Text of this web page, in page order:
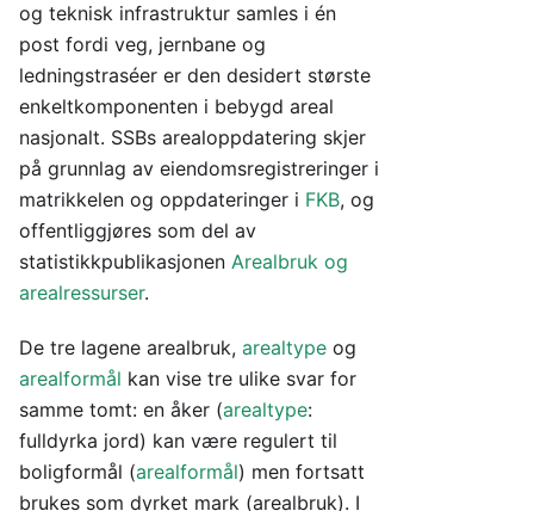
og teknisk infrastruktur samles i én
post fordi veg, jernbane og
ledningstraséer er den desidert største
enkeltkomponenten i bebygd areal
nasjonalt. SSBs arealoppdatering skjer
på grunnlag av eiendomsregistreringer i
matrikkelen og oppdateringer i FKB, og
offentliggjøres som del av
statistikkpublikasjonen Arealbruk og
arealressurser.
De tre lagene arealbruk, arealtype og
arealformål kan vise tre ulike svar for
samme tomt: en åker (arealtype:
fulldyrka jord) kan være regulert til
boligformål (arealformål) men fortsatt
brukes som dyrket mark (arealbruk). I